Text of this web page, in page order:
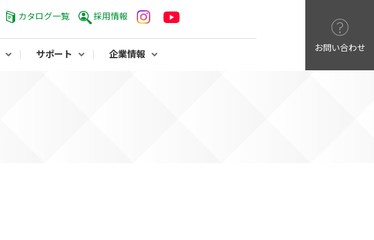
カタログ一覧 採用情報
サポート 企業情報
お問い合わせ